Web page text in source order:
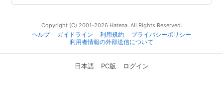
Copyright (C) 2001-2026 Hatena. All Rights Reserved.
ヘルプ
ガイドライン 利用規約
プライバシーポリシー
利用者情報の外部送信について
日本語 PC版 ログイン